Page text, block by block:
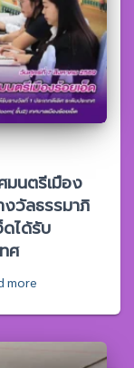
มนตรีเมือง
งวัลธรรมาภิ
ดได้รับ
ศ
more